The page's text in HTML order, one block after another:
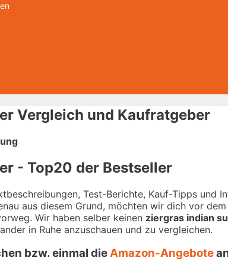
Vergleich und Kaufratgeber
- Top20 der Bestseller
Test-Berichte, Kauf-Tipps und
aus diesem Grund, möchten wir dich vor
Wir haben selber keinen ziergras indian
in Ruhe anzuschauen und zu vergleichen.
bzw. einmal dieAmazon-Angebote